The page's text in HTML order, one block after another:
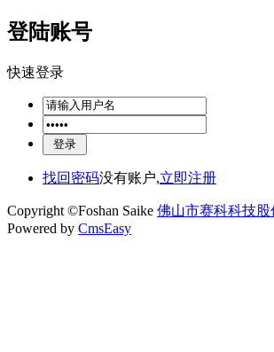
登陆账号
快速登录
找回密码没有账户,立即注册
Copyright ©Foshan Saike 佛山市赛科科技股
Powered by CmsEasy